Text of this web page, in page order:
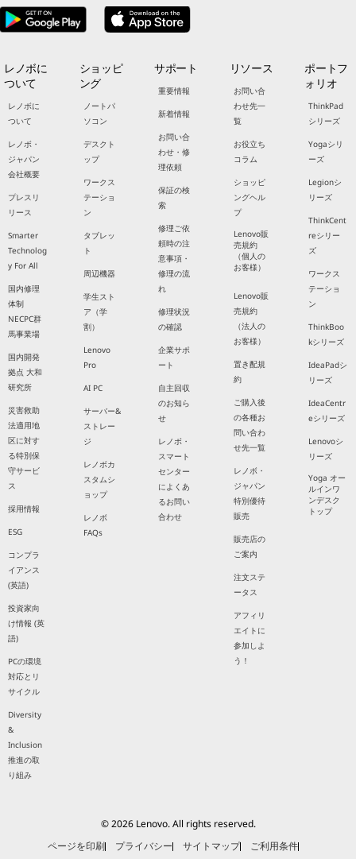
レノボに
ついて
レノボに
ついて
レノボ・
ジャパン
会社概要
プレスリ
リース
Smarter
Technolog
y For All
国内修理
体制
NECPC群
馬事業場
国内開発
拠点 大和
研究所
災害救助
法適用地
区に対す
る特別保
守サービ
ス
採用情報
ESG
コンプラ
イアンス
(英語)
投資家向
け情報 (英
語)
PCの環境
対応とリ
サイクル
Diversity
&
Inclusion
推進の取
り組み
ショッピ
ング
ノートパ
ソコン
デスクト
ップ
ワークス
テーショ
ン
タブレッ
ト
周辺機器
学生スト
ア（学
割）
Lenovo
Pro
AI PC
サーバー&
ストレー
ジ
レノボカ
スタムシ
ョップ
レノボ
FAQs
サポート
重要情報
新着情報
お問い合
わせ・修
理依頼
保証の検
索
修理ご依
頼時の注
意事項・
修理の流
れ
修理状況
の確認
企業サポ
ート
自主回収
のお知ら
せ
レノボ・
スマート
センター
によくあ
るお問い
合わせ
リソース
お問い合
わせ先一
覧
お役立ち
コラム
ショッピ
ングヘル
プ
Lenovo販
売規約
（個人の
お客様）
Lenovo販
売規約
（法人の
お客様）
置き配規
約
ご購入後
の各種お
問い合わ
せ先一覧
レノボ・
ジャパン
特別優待
販売
販売店の
ご案内
注文ステ
ータス
アフィリ
エイトに
参加しよ
う！
ポートフ
ォリオ
ThinkPad
シリーズ
Yogaシリ
ーズ
Legionシ
リーズ
ThinkCent
reシリー
ズ
ワークス
テーショ
ン
ThinkBoo
kシリーズ
IdeaPadシ
リーズ
IdeaCentr
eシリーズ
Lenovoシ
リーズ
Yoga オー
ルインワ
ンデスク
トップ
© 2026 Lenovo. All rights reserved.
ページを印刷
プライバシー サイトマップ ご利用条件